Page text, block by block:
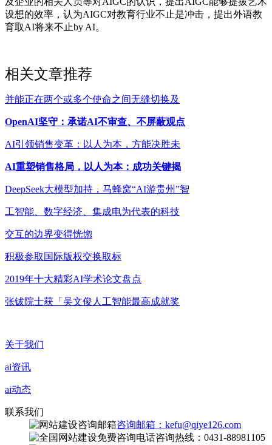
设想的效率，认为AIGC对教育行业不止是冲击，提出外语教
育取AI将来不止by AI。
相关文章推荐
并能正在两个或多个使命之间无缝切换及
OpenAI坚守：承诺AI不审查、不屏蔽观点
AI引领销售变革：以人为本，方能决胜未
AI重塑销售格局，以人为本：成功关键揭
DeepSeek大模型加持，马蜂窝“AI游贵州”智
工智能、数字经济、集成电为代表的科技
交互的边界变得恍惚
积极参取国际版权交换取标
2019年十大精彩AI学术论文盘点
张钹院士获「吴文俊人工智能最高成就奖
关于我们
ai资讯
ai动态
联系我们
咨询邮箱：kefu@qiye126.com
咨询热线：0431-88981105